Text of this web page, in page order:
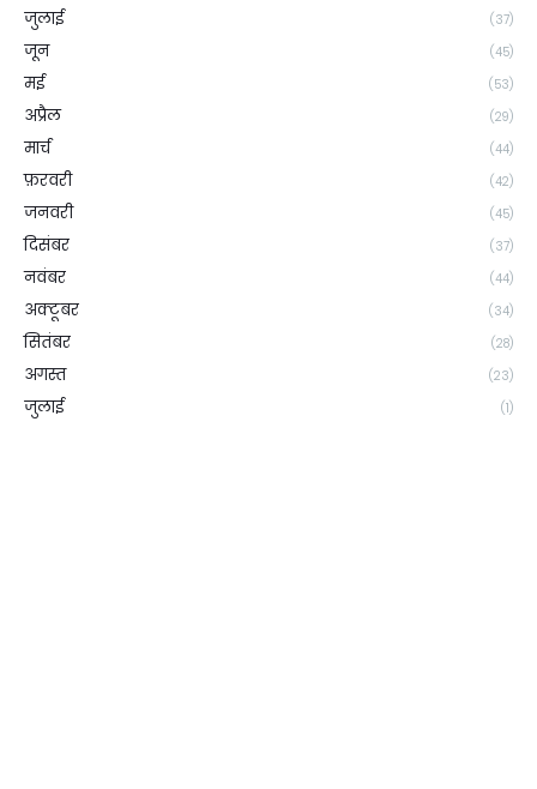
जुलाई (37)
जून (45)
मई (53)
अप्रैल (29)
मार्च (44)
फ़रवरी (42)
जनवरी (45)
दिसंबर (37)
नवंबर (44)
अक्टूबर (34)
सितंबर (28)
अगस्त (23)
जुलाई (1)